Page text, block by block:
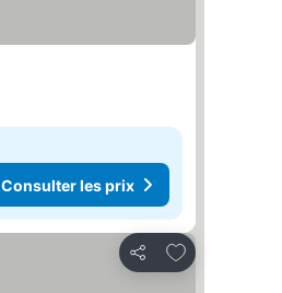
Consulter les prix
Partager
Ajouter à mes